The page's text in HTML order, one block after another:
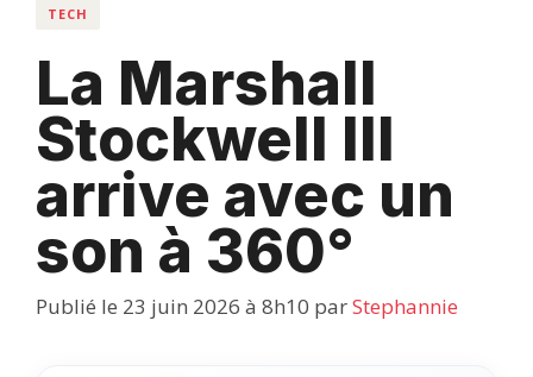
TECH
La Marshall
Stockwell III
arrive avec un
son à 360°
Publié le 23 juin 2026 à 8h10 parStephannie